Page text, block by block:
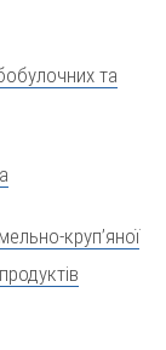
та
круп’яної